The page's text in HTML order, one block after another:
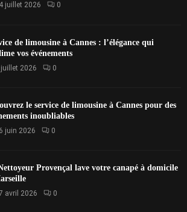
juillet 2026 0
de limousine à Cannes : l’élégance qui
vos événements
juillet 2026 0
le service de limousine à Cannes pour des
inoubliables
juin 2026 0
Provençal lave votre canapé à domicile
avril 2026 0